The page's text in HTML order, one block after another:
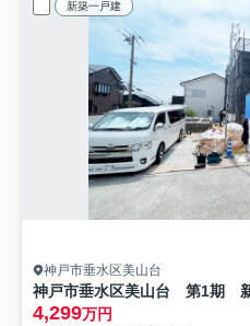
新築一戸建
神戸市垂水区美山台
神戸市垂水区美山台 第1期
4,299万円